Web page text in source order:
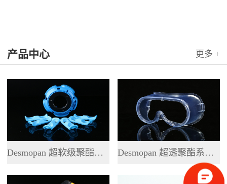
产品中心 更多 +
Desmopan 超软级聚酯系列 TPU Desmopan 超透聚酯系列 TPU